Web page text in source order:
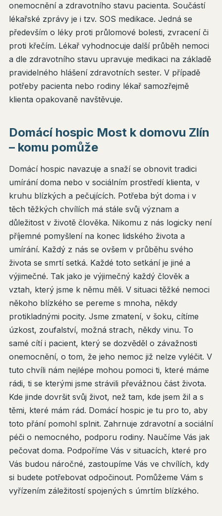
onemocnění a zdravotního stavu pacienta. Součástí
lékařské zprávy je i tzv. SOS medikace. Jedná se
především o léky proti průlomové bolesti, zvracení či
proti křečím. Lékař vyhodnocuje další průběh nemoci
a dle zdravotního stavu upravuje medikaci na základě
pravidelného hlášení zdravotních sester. V případě
potřeby pacienta nebo rodiny lékař samozřejmě
klienta opakovaně navštěvuje.
Domácí hospic Most k domovu Zlín
– komu pomůže
Domácí hospic navazuje a snaží se obnovit tradici
umírání doma nebo v sociálním prostředí klienta, v
kruhu blízkých a pečujících. Potřeba být doma i v
těch těžkých chvílích má stále svůj význam a
důležitost v životě člověka. Nikomu z nás logicky není
příjemné pomyšlení na konec lidského života a
umírání. Každý z nás se ovšem v průběhu svého
života se smrtí setká. Každé toto setkání je jiné a
výjimečné. Tak jako je výjimečný každý člověk a
vztah, který jsme k němu měli. V situaci těžké nemoci
někoho blízkého se pereme s mnoha, někdy
protikladnými pocity. Jsme zmatení, v šoku, cítíme
úzkost, zoufalství, možná strach, někdy vinu. To
samé cítí i pacient, který se dozvěděl o závažnosti
onemocnění, o tom, že jeho nemoc již nelze vyléčit. V
tuto chvíli nám nejlépe mohou pomoci ti, které máme
rádi, ti se kterými jsme strávili převážnou část života.
Kde jinde dovršit svůj život, než tam, kde jsem žil a s
těmi, které mám rád. Domácí hospic je tu pro to, aby
toto přání pomohl splnit. Zahrnuje zdravotní a sociální
péči o nemocného, podporu rodiny. Naučíme Vás jak
pečovat doma. Podpoříme Vás v situacích, které pro
Vás budou náročné, zastoupíme Vás ve chvílích, kdy
si budete potřebovat odpočinout. Pomůžeme Vám s
vyřízením záležitostí spojených s úmrtím blízkého.